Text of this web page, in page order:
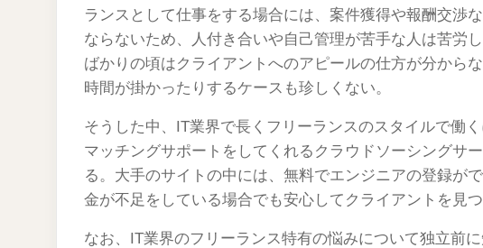
ランスとして仕事をする場合には、案件獲得や報酬交渉
ならないため、人付き合いや自己管理が苦手な人は苦労
ばかりの頃はクライアントへのアピールの仕方が分から
時間が掛かったりするケースも珍しくない。
そうした中、IT業界で長くフリーランスのスタイルで働
マッチングサポートをしてくれるクラウドソーシングサ
る。大手のサイトの中には、無料でエンジニアの登録が
金が不足をしている場合でも安心してクライアントを見
なお、IT業界のフリーランス特有の悩みについて独立前